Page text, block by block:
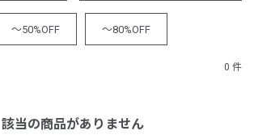
～50%OFF ～80%OFF
0 件
該当の商品がありません